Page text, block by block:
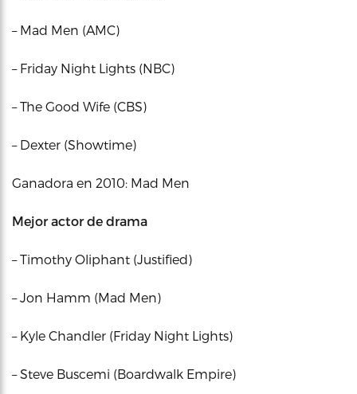
– Mad Men (AMC)
– Friday Night Lights (NBC)
– The Good Wife (CBS)
– Dexter (Showtime)
Ganadora en 2010: Mad Men
Mejor actor de drama
– Timothy Oliphant (Justified)
– Jon Hamm (Mad Men)
– Kyle Chandler (Friday Night Lights)
– Steve Buscemi (Boardwalk Empire)